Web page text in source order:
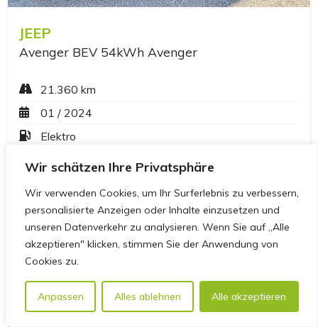
Wir schätzen Ihre Privatsphäre
Wir verwenden Cookies, um Ihr Surferlebnis zu verbessern,
personalisierte Anzeigen oder Inhalte einzusetzen und
unseren Datenverkehr zu analysieren. Wenn Sie auf „Alle
akzeptieren" klicken, stimmen Sie der Anwendung von
Cookies zu.
Anpassen Alles ablehnen Alle akzeptieren